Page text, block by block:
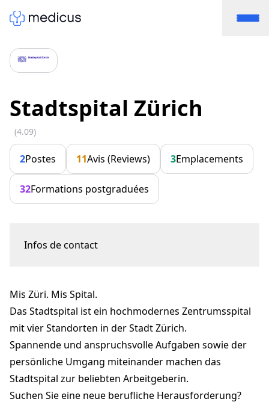
Stadtspital Zürich
(4.09)
2Postes 11Avis (Reviews) 3Emplacements
32Formations postgraduées
Infos de contact
Claudia Bendaña, HR Recruiting & Marketing
claudia.bendana@stadtspital.ch
+41 44 416 01 10
stadt-zuerich.ch
Mis Züri. Mis Spital.
Das Stadtspital ist ein hochmodernes Zentrumsspital
mit vier Standorten in der Stadt Zürich.
Spannende und anspruchsvolle Aufgaben sowie der
persönliche Umgang miteinander machen das
Stadtspital zur beliebten Arbeitgeberin.
Suchen Sie eine neue berufliche Herausforderung?